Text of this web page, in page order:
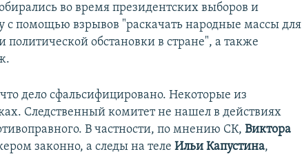
во время президентских выборов и
с помощью взрывов "раскачать народные массы для
обстановки в стране", а также
дело сфальсифицировано. Некоторые из
Следственный комитет не нашел в действиях
В частности, по мнению СК,Виктора
законно, а следы на телеИльи Капустина,